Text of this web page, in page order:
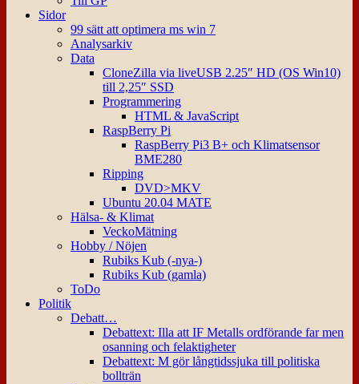
Sidor
99 sätt att optimera ms win 7
Analysarkiv
Data
CloneZilla via liveUSB 2.25″ HD (OS Win10)
till 2,25″ SSD
Programmering
HTML & JavaScript
RaspBerry Pi
RaspBerry Pi3 B+ och Klimatsensor
BME280
Ripping
DVD>MKV
Ubuntu 20.04 MATE
Hälsa- & Klimat
VeckoMätning
Hobby / Nöjen
Rubiks Kub (-nya-)
Rubiks Kub (gamla)
ToDo
Politik
Debatt…
Debattext: Illa att IF Metalls ordförande far men
osanning och felaktigheter
Debattext: M gör långtidssjuka till politiska
bollträn